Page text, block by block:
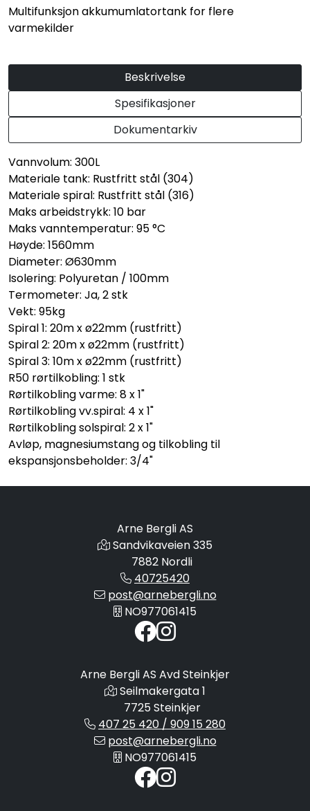
Multifunksjon akkumumlatortank for flere
varmekilder
Beskrivelse
Spesifikasjoner
Dokumentarkiv
Vannvolum: 300L
Materiale tank: Rustfritt stål (304)
Materiale spiral: Rustfritt stål (316)
Maks arbeidstrykk: 10 bar
Maks vanntemperatur: 95 °C
Høyde: 1560mm
Diameter: Ø630mm
Isolering: Polyuretan / 100mm
Termometer: Ja, 2 stk
Vekt: 95kg
Spiral 1: 20m x ø22mm (rustfritt)
Spiral 2: 20m x ø22mm (rustfritt)
Spiral 3: 10m x ø22mm (rustfritt)
R50 rørtilkobling: 1 stk
Rørtilkobling varme: 8 x 1"
Rørtilkobling vv.spiral: 4 x 1"
Rørtilkobling solspiral: 2 x 1"
Avløp, magnesiumstang og tilkobling til
ekspansjonsbeholder: 3/4"
Arne Bergli AS
Sandvikaveien 335
7882 Nordli
40725420
post@arnebergli.no
NO977061415
Arne Bergli AS Avd Steinkjer
Seilmakergata 1
7725 Steinkjer
407 25 420 / 909 15 280
post@arnebergli.no
NO977061415